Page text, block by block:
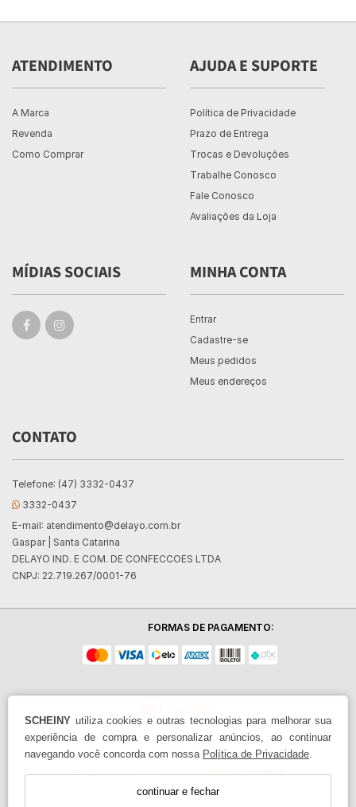
SCHEINY utiliza cookies e outras tecnologias para melhorar sua
experiência de compra e personalizar anúncios, ao continuar
navegando você concorda com nossa Política de Privacidade.
continuar e fechar
ATENDIMENTO
A Marca
Revenda
Como Comprar
AJUDA E SUPORTE
Política de Privacidade
Prazo de Entrega
Trocas e Devoluções
Trabalhe Conosco
Fale Conosco
Avaliações da Loja
MÍDIAS SOCIAIS MINHA CONTA
Entrar
Cadastre-se
Meus pedidos
Meus endereços
CONTATO
Telefone: (47) 3332-0437
3332-0437
E-mail: atendimento@delayo.com.br
Gaspar | Santa Catarina
DELAYO IND. E COM. DE CONFECCOES LTDA
CNPJ: 22.719.267/0001-76
FORMAS DE PAGAMENTO: